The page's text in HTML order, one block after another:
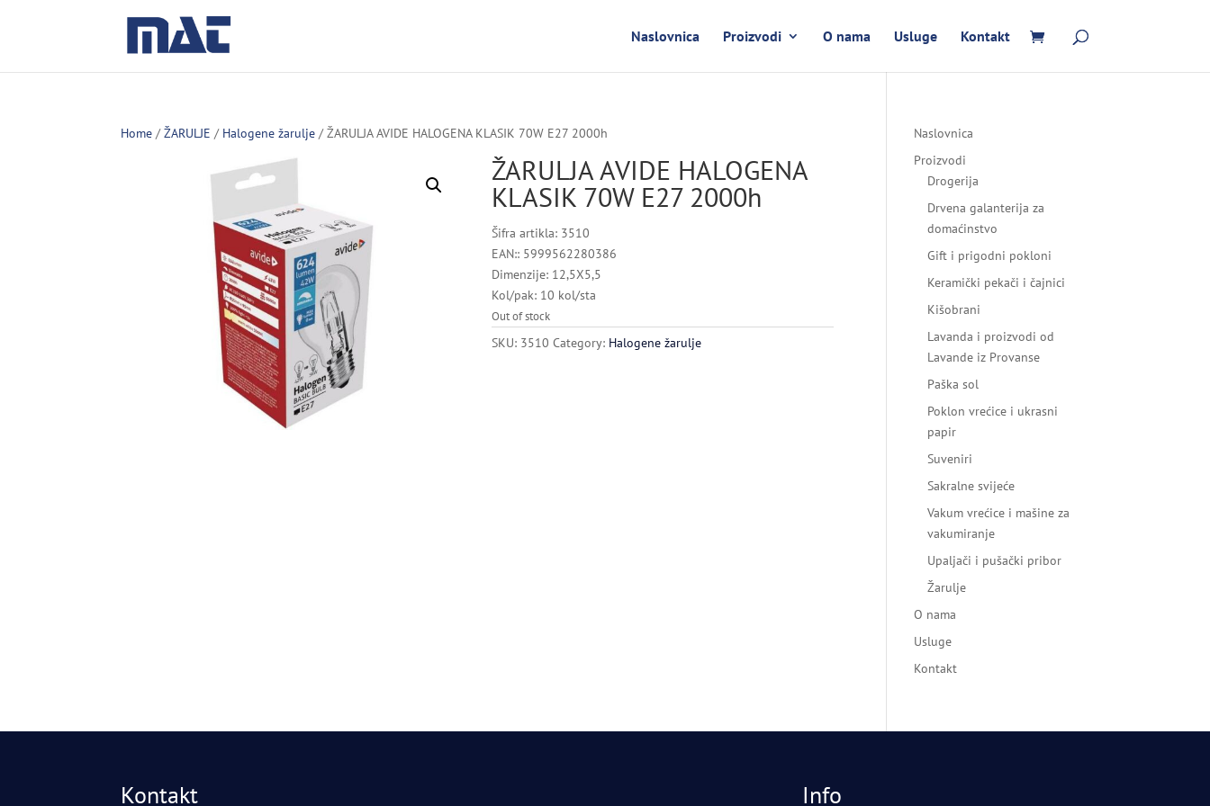
Naslovnica Proizvodi O nama Usluge Kontakt
Home /ŽARULJE / Halogene žarulje / ŽARULJA AVIDE HALOGENA KLASIK 70W E27 2000h
ŽARULJA AVIDE HALOGENA
KLASIK 70W E27 2000h
Šifra artikla: 3510
EAN:: 5999562280386
Dimenzije: 12,5X5,5
Kol/pak: 10 kol/sta
Out of stock
SKU: 3510 Category: Halogene žarulje
Naslovnica
Proizvodi
Drogerija
Drvena galanterija za
domaćinstvo
Gift i prigodni pokloni
Keramički pekači i čajnici
Kišobrani
Lavanda i proizvodi od
Lavande iz Provanse
Paška sol
Poklon vrećice i ukrasni
papir
Suveniri
Sakralne svijeće
Vakum vrećice i mašine za
vakumiranje
Upaljači i pušački pribor
Žarulje
O nama
Usluge
Kontakt
Kontakt Info